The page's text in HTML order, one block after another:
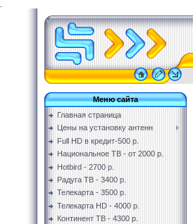
Меню сайта
Главная страница
Цены на установку антенн
Full HD в кредит-500 р.
Национальное ТВ - от 2000 р.
Hotbird - 2700 р.
Радуга ТВ - 3400 р.
Телекарта - 3500 р.
Телекарта HD - 4000 р.
Континент ТВ - 4300 р.